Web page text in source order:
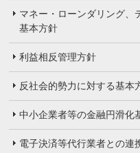
マネー・ローンダリング、
基本方針
利益相反管理方針
反社会的勢力に対する基本
中小企業者等の金融円滑化
電子決済等代行業者との連